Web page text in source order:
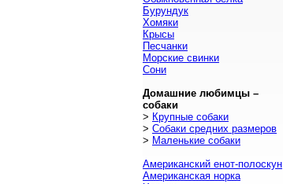
Бурундук
Хомяки
Крысы
Песчанки
Морские свинки
Сони
Домашние любимцы –
собаки
> Крупные собаки
> Собаки средних размеров
> Маленькие собаки
Американский енот-полоскун
Американская норка